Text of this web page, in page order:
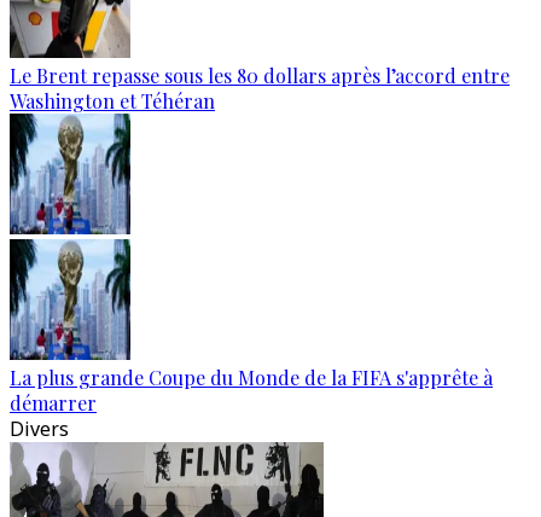
Le Brent repasse sous les 80 dollars après l’accord entre
Washington et Téhéran
La plus grande Coupe du Monde de la FIFA s'apprête à
démarrer
Divers